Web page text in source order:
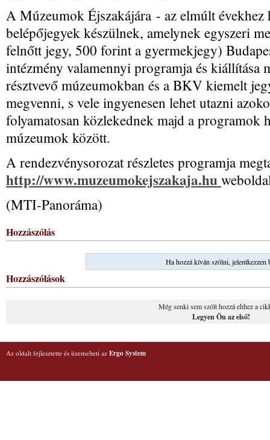
A Múzeumok Éjszakájára - az elmúlt évekhez
belépőjegyek készülnek, amelynek egyszeri
felnőtt jegy, 500 forint a gyermekjegy)
intézmény valamennyi programja és kiállítása
résztvevő múzeumokban és a BKV kiemelt
megvenni, s vele ingyenesen lehet utazni
folyamatosan közlekednek majd a programok
múzeumok között.
A rendezvénysorozat részletes programja
http://www.muzeumokejszakaja.hu
(MTI-Panoráma)
Hozzászólás
Ha hozzá kíván szólni, jelentkezzen
Hozzászólások
Még senki sem szólt hozzá ehhez a
Legyen Ön az első!
Az oldalt fejlesztette és üzemelteti az Ergo System